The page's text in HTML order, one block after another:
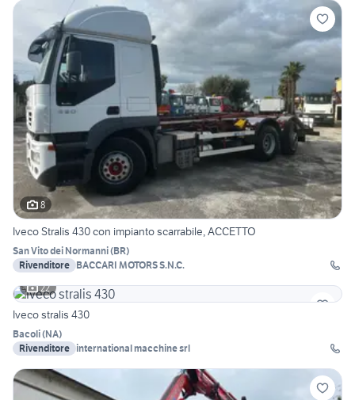
8
Iveco Stralis 430 con impianto scarrabile, ACCETTO
San Vito dei Normanni(BR)
Rivenditore BACCARI MOTORS S.N.C.
22
Iveco stralis 430
Bacoli(NA)
Rivenditore international macchine srl